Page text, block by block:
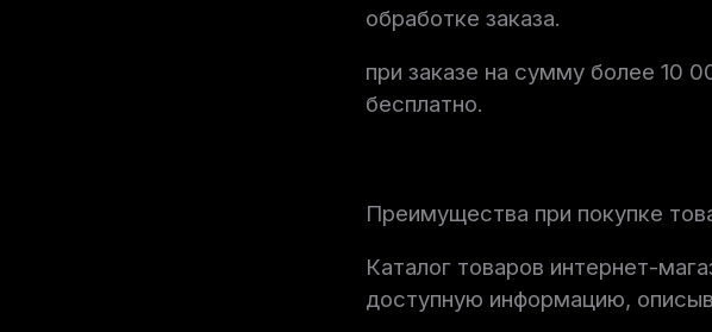
обработке заказа.
при заказе на сумму более 10
бесплатно.
Преимущества при покупке
Каталог товаров интернет-
доступную информацию,